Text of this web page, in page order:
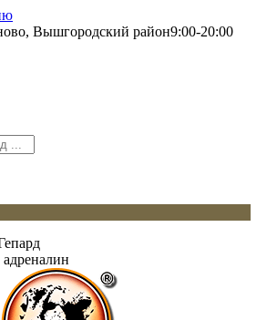
Вышгородский район9:00-20:00